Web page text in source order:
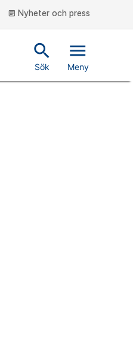
article Nyheter och press
search
Sök
menu
Meny